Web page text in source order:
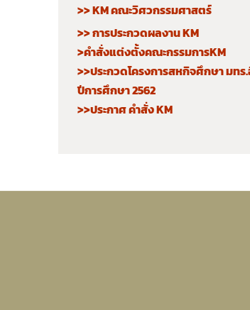
>> KM คณะวิศวกรรมศาสตร์
>> การประกวดผลงาน KM
>คำสั่งแต่งตั้งคณะกรรมการKM
>>ประกวดโครงการสหกิจศึกษา มทร
ปีการศึกษา 2562
>>ประกาศ คำสั่ง KM